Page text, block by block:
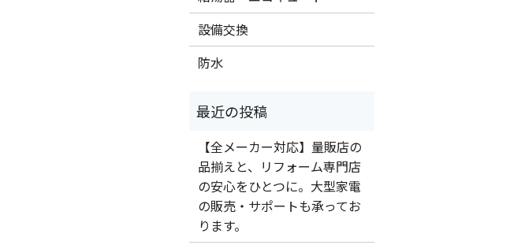
設備交換
防水
【全メーカー対応】量販店の
品揃えと、リフォーム専門店
の安心をひとつに。大型家電
の販売・サポートも承ってお
ります。